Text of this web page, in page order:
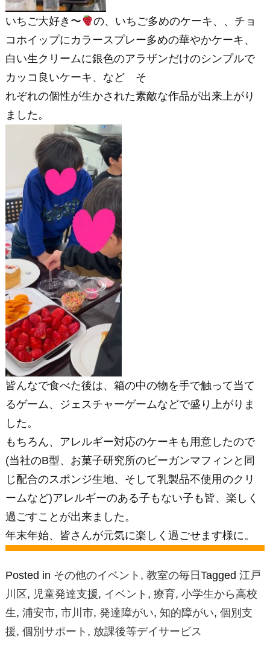
いちご大好き〜
の、いちご多めのケーキ、、チョ
コホイップにカラースプレー多めの華やかケーキ、
白い生クリームに銀色のアラザンだけのシンプルで
カッコ良いケーキ、など そ
れぞれの個性が生かされた素敵な作品が出来上がり
ました。
皆んなで食べた後は、箱の中の物を手で触って当て
るゲーム、ジェスチャーゲームなどで盛り上がりま
した。
もちろん、アレルギー対応のケーキも用意したので
(当社のB型、お菓子研究所のビーガンマフィンと同
じ配合のスポンジ生地、そして乳製品不使用のクリ
ームなど)アレルギーのある子もない子も皆、楽しく
過ごすことが出来ました。
年末年始、皆さんが元気に楽しく過ごせます様に。
Posted in その他のイベント , 教室の毎日 Tagged 江戸
川区 , 児童発達支援, イベント , 療育, 小学生から高校
生, 浦安市, 市川市, 発達障がい, 知的障がい, 個別支
援, 個別サポート , 放課後等デイサービス